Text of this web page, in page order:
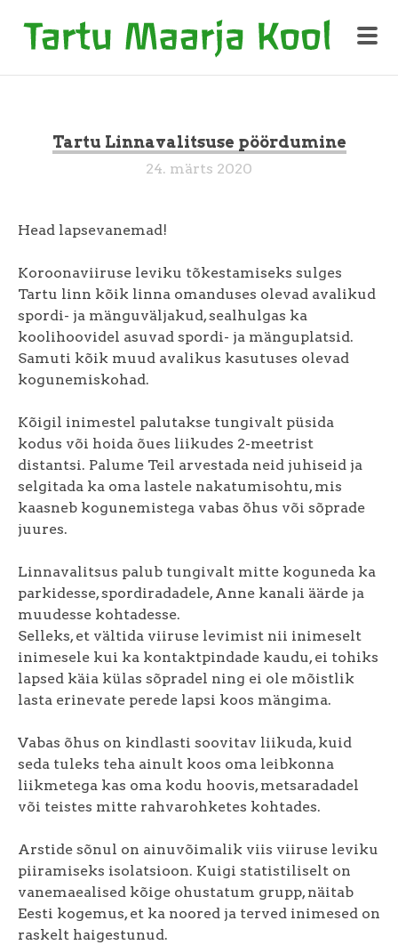
Tartu Linnavalitsuse pöördumine
24. märts 2020
Head lapsevanemad!
Koroonaviiruse leviku tõkestamiseks sulges
Tartu linn kõik linna omanduses olevad avalikud
spordi- ja mänguväljakud, sealhulgas ka
koolihoovidel asuvad spordi- ja mänguplatsid.
Samuti kõik muud avalikus kasutuses olevad
kogunemiskohad.
Kõigil inimestel palutakse tungivalt püsida
kodus või hoida õues liikudes 2-meetrist
distantsi. Palume Teil arvestada neid juhiseid ja
selgitada ka oma lastele nakatumisohtu, mis
kaasneb kogunemistega vabas õhus või sõprade
juures.
Linnavalitsus palub tungivalt mitte koguneda ka
parkidesse, spordiradadele, Anne kanali äärde ja
muudesse kohtadesse.
Selleks, et vältida viiruse levimist nii inimeselt
inimesele kui ka kontaktpindade kaudu, ei tohiks
lapsed käia külas sõpradel ning ei ole mõistlik
lasta erinevate perede lapsi koos mängima.
Vabas õhus on kindlasti soovitav liikuda, kuid
seda tuleks teha ainult koos oma leibkonna
liikmetega kas oma kodu hoovis, metsaradadel
või teistes mitte rahvarohketes kohtades.
Arstide sõnul on ainuvõimalik viis viiruse leviku
piiramiseks isolatsioon. Kuigi statistiliselt on
vanemaealised kõige ohustatum grupp, näitab
Eesti kogemus, et ka noored ja terved inimesed on
raskelt haigestunud.